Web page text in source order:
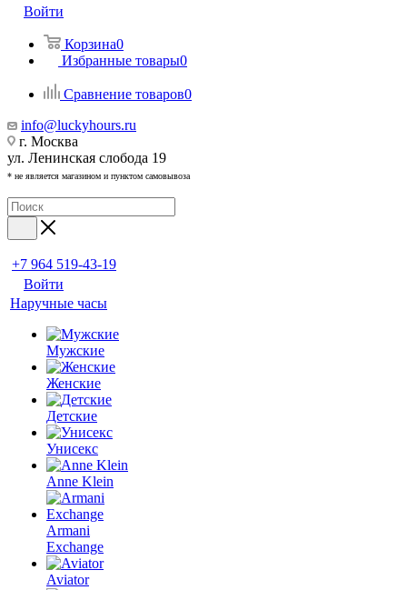
Войти
Корзина0
Избранные товары0
Сравнение товаров0
info@luckyhours.ru
г. Москва
ул. Ленинская слобода 19
* не является магазином и пунктом самовывоза
+7 964 519-43-19
Войти
Наручные часы
Мужские
Женские
Детские
Унисекс
Anne Klein
Armani
Exchange
Aviator